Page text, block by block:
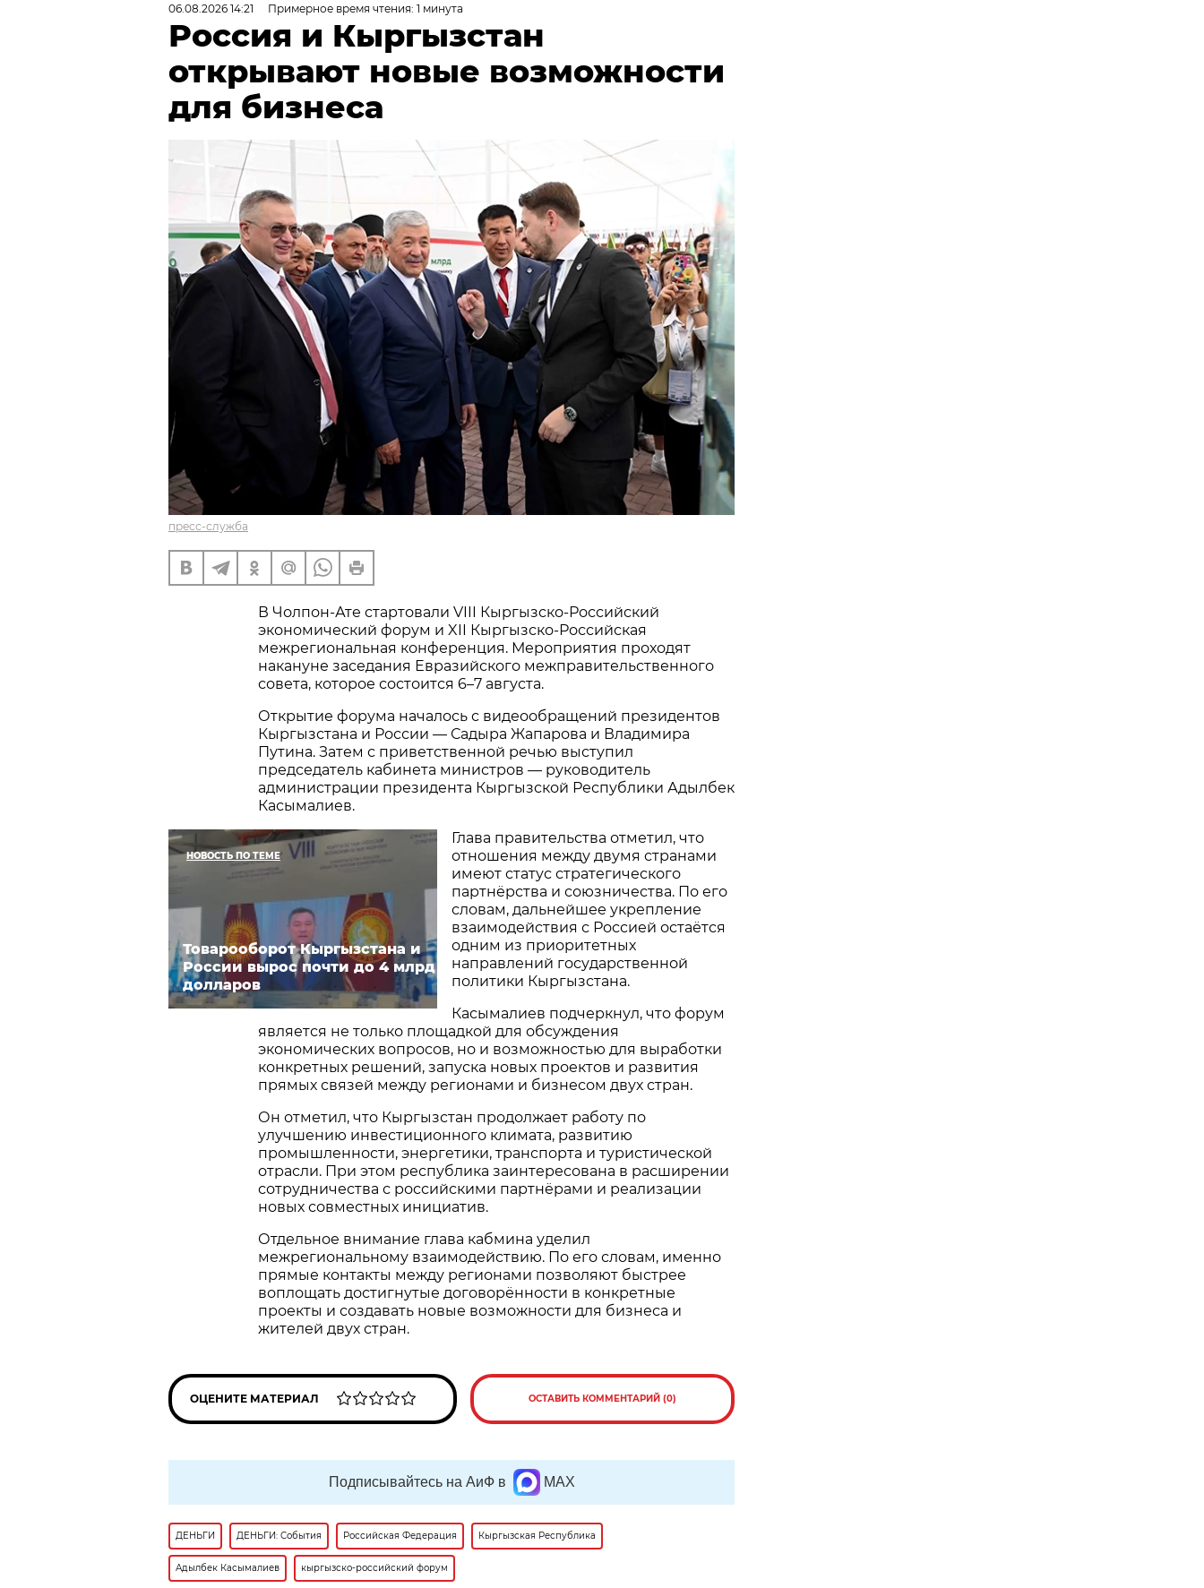
06.08.2026 14:21 Примерное время чтения: 1 минута
Россия и Кыргызстан
открывают новые возможности
для бизнеса
пресс-служба
В Чолпон-Ате стартовали VIII Кыргызско-Российский
экономический форум и XII Кыргызско-Российская
межрегиональная конференция. Мероприятия проходят
накануне заседания Евразийского межправительственного
совета, которое состоится 6–7 августа.
Открытие форума началось с видеообращений президентов
Кыргызстана и России — Садыра Жапарова и Владимира
Путина. Затем с приветственной речью выступил
председатель кабинета министров — руководитель
администрации президента Кыргызской Республики Адылбек
Касымалиев.
НОВОСТЬ ПО ТЕМЕ
Товарооборот Кыргызстана и
России вырос почти до 4 млрд
долларов
Глава правительства отметил, что
отношения между двумя странами
имеют статус стратегического
партнёрства и союзничества. По его
словам, дальнейшее укрепление
взаимодействия с Россией остаётся
одним из приоритетных
направлений государственной
политики Кыргызстана.
Касымалиев подчеркнул, что форум
является не только площадкой для обсуждения
экономических вопросов, но и возможностью для выработки
конкретных решений, запуска новых проектов и развития
прямых связей между регионами и бизнесом двух стран.
Он отметил, что Кыргызстан продолжает работу по
улучшению инвестиционного климата, развитию
промышленности, энергетики, транспорта и туристической
отрасли. При этом республика заинтересована в расширении
сотрудничества с российскими партнёрами и реализации
новых совместных инициатив.
Отдельное внимание глава кабмина уделил
межрегиональному взаимодействию. По его словам, именно
прямые контакты между регионами позволяют быстрее
воплощать достигнутые договорённости в конкретные
проекты и создавать новые возможности для бизнеса и
жителей двух стран.
ОЦЕНИТЕ МАТЕРИАЛ ОСТАВИТЬ КОММЕНТАРИЙ (0)
Подписывайтесь на АиФ в MAX
ДЕНЬГИ ДЕНЬГИ: События Российская Федерация Кыргызская Республика
Адылбек Касымалиев кыргызско-российский форум